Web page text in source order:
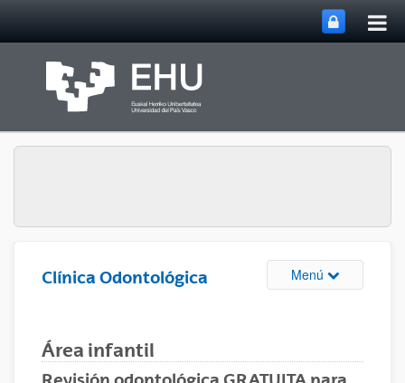
Clínica Odontológica Menú Abrir/cerrar
Área infantil